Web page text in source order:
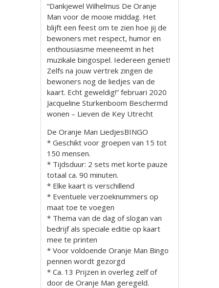
“Dankjewel Wilhelmus De Oranje
Man voor de mooie middag. Het
blijft een feest om te zien hoe jij de
bewoners met respect, humor en
enthousiasme meeneemt in het
muzikale bingospel. Iedereen geniet!
Zelfs na jouw vertrek zingen de
bewoners nog de liedjes van de
kaart. Echt geweldig!” februari 2020
Jacqueline Sturkenboom Beschermd
wonen – Lieven de Key Utrecht
De Oranje Man LiedjesBINGO
* Geschikt voor groepen van 15 tot
150 mensen.
* Tijdsduur: 2 sets met korte pauze
totaal ca. 90 minuten.
* Elke kaart is verschillend
* Eventuele verzoeknummers op
maat toe te voegen
* Thema van de dag of slogan van
bedrijf als speciale editie op kaart
mee te printen
* Voor voldoende Oranje Man Bingo
pennen wordt gezorgd
* Ca. 13 Prijzen in overleg zelf of
door de Oranje Man geregeld.